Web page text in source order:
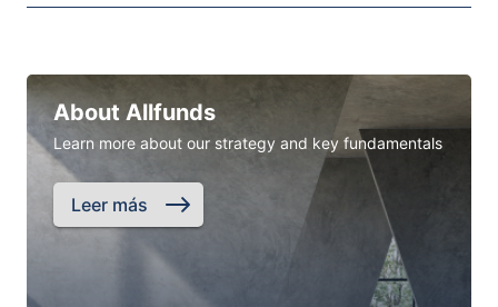
About Allfunds
Learn more about our strategy and key fundamentals
Leer más